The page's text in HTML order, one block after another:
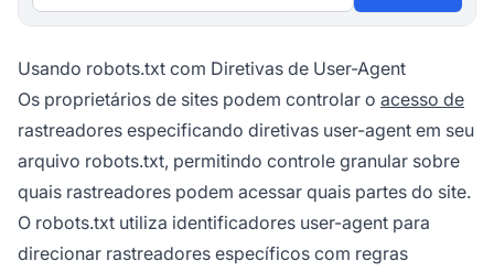
Usando robots.txt com Diretivas de User-Agent
Os proprietários de sites podem controlar o acesso de
rastreadores especificando diretivas user-agent em seu
arquivo robots.txt, permitindo controle granular sobre
quais rastreadores podem acessar quais partes do site.
O robots.txt utiliza identificadores user-agent para
direcionar rastreadores específicos com regras